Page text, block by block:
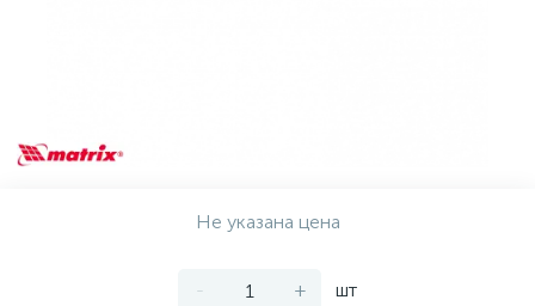
Не указана цена
- + шт